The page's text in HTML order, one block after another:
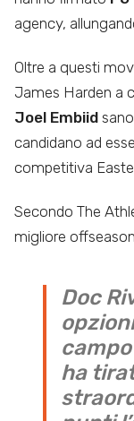
agency,
Oltre a questi
James Harden a
Joel Embiid
candidano ad
competitiva
Secondo The
migliore
Doc
ha